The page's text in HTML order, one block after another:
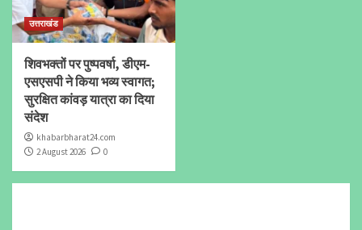
उत्तराखंड
शिवभक्तों पर पुष्पवर्षा, डीएम-
एसएसपी ने किया भव्य स्वागत;
सुरक्षित कांवड़ यात्रा का दिया
संदेश
khabarbharat24.com
2 August 2026
0